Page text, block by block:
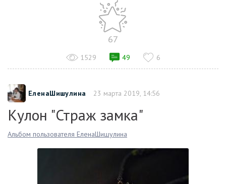
67
1529 49 6
ЕленаШишулина 23 марта 2019, 14:56
Кулон "Страж замка"
Альбом пользователя ЕленаШишулина